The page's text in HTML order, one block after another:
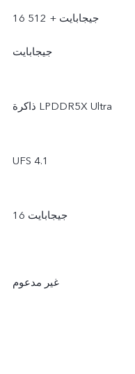
16 جيجابايت + 512
جيجابايت
ذاكرة LPDDR5X Ultra
UFS 4.1
16 جيجابايت
غير مدعوم